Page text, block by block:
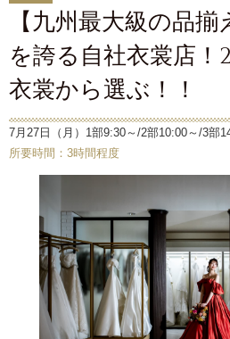
【九州最大級の品
を誇る自社衣裳店！
衣裳から選ぶ！！
7月27日（月）1部9:30～/2部10:00～/3部
所要時間：3時間程度